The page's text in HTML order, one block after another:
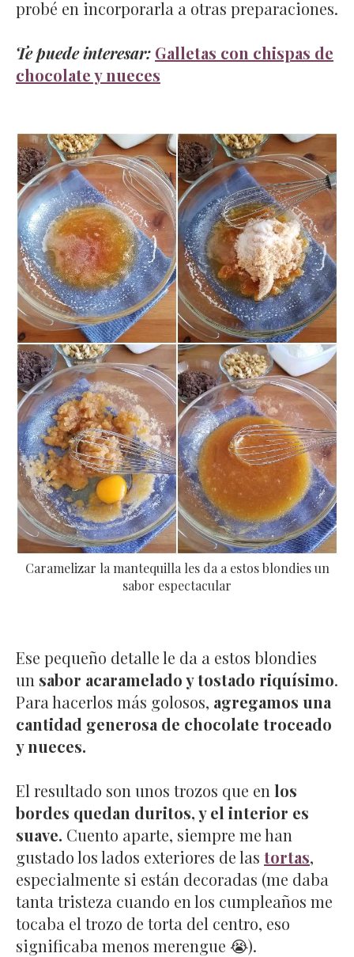
probé en incorporarla a otras preparaciones.
Te puede interesar: Galletas con chispas de
chocolate y nueces
Caramelizar la mantequilla les da a estos blondies un
sabor espectacular
Ese pequeño detalle le da a estos blondies
un sabor acaramelado y tostado riquísimo.
Para hacerlos más golosos, agregamos una
cantidad generosa de chocolate troceado
y nueces.
El resultado son unos trozos que en los
bordes quedan duritos, y el interior es
suave. Cuento aparte, siempre me han
gustado los lados exteriores de las tortas,
especialmente si están decoradas (me daba
tanta tristeza cuando en los cumpleaños me
tocaba el trozo de torta del centro, eso
significaba menos merengue 😭).